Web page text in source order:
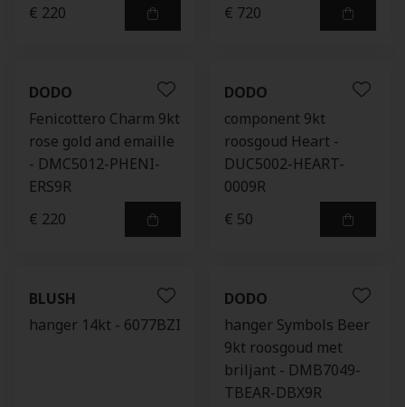
€ 220
€ 720
DODO
Fenicottero Charm 9kt
rose gold and emaille
- DMC5012-PHENI-
ERS9R
€ 220
DODO
component 9kt
roosgoud Heart -
DUC5002-HEART-
0009R
€ 50
BLUSH
hanger 14kt - 6077BZI
DODO
hanger Symbols Beer
9kt roosgoud met
briljant - DMB7049-
TBEAR-DBX9R